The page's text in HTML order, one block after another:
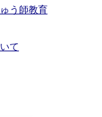
う師教育
て